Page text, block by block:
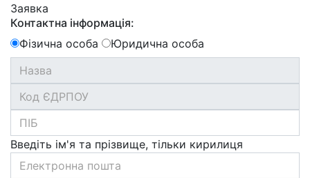
Заявка
Контактна інформація:
Фізична особа
Юридична особа
Введіть ім'я та прізвище, тільки кирилиця